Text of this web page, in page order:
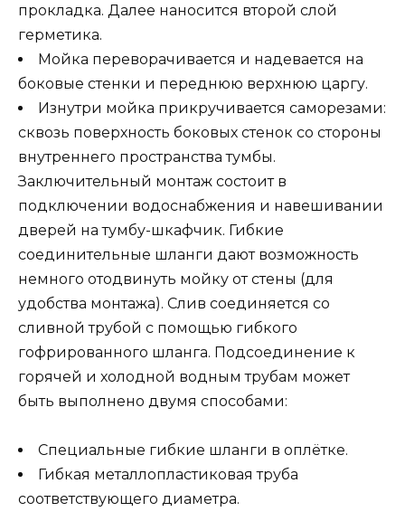
прокладка. Далее наносится второй слой
герметика.
Мойка переворачивается и надевается на
боковые стенки и переднюю верхнюю царгу.
Изнутри мойка прикручивается саморезами:
сквозь поверхность боковых стенок со стороны
внутреннего пространства тумбы.
Заключительный монтаж состоит в
подключении водоснабжения и навешивании
дверей на тумбу-шкафчик. Гибкие
соединительные шланги дают возможность
немного отодвинуть мойку от стены (для
удобства монтажа). Слив соединяется со
сливной трубой с помощью гибкого
гофрированного шланга. Подсоединение к
горячей и холодной водным трубам может
быть выполнено двумя способами:
Специальные гибкие шланги в оплётке.
Гибкая металлопластиковая труба
соответствующего диаметра.